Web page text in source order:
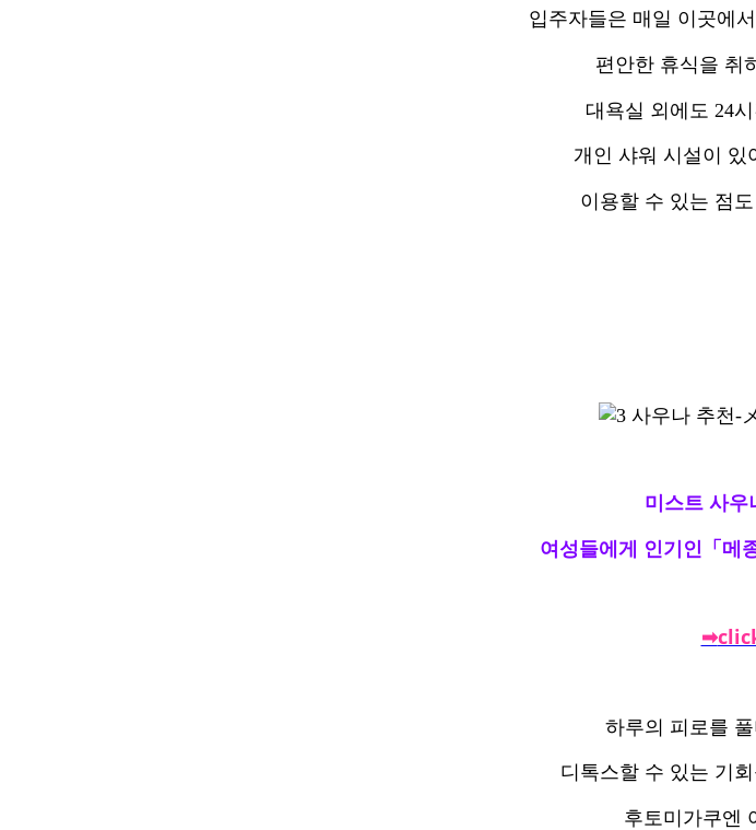
입주자들은 매일 이곳에
편안한 휴식을 취
대욕실 외에도 24
개인 샤워 시설이 있
이용할 수 있는 점
미스트 사우
여성들에게 인기인「메
➡
하루의 피로를
디톡스할 수 있는 기
후토미가쿠엔